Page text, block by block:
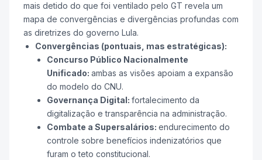
mais detido do que foi ventilado pelo GT revela um
mapa de convergências e divergências profundas com
as diretrizes do governo Lula.
Convergências (pontuais, mas estratégicas):
Concurso Público Nacionalmente
Unificado: ambas as visões apoiam a expansão
do modelo do CNU.
Governança Digital: fortalecimento da
digitalização e transparência na administração.
Combate a Supersalários: endurecimento do
controle sobre benefícios indenizatórios que
furam o teto constitucional.